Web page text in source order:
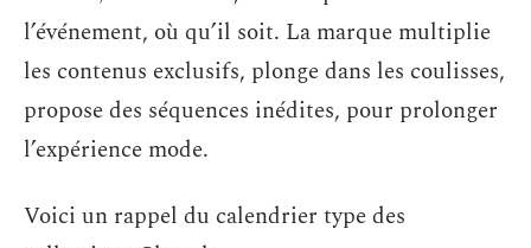
l’événement, où qu’il soit. La marque multiplie
les contenus exclusifs, plonge dans les coulisses,
propose des séquences inédites, pour prolonger
l’expérience mode.
Voici un rappel du calendrier type des